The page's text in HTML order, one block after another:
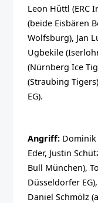
Leon Hüttl (ERC
(beide Eisbären
Wolfsburg), Jan
Ugbekile
(Nürnberg Ice
(Straubing
EG).
Angriff: Dominik
Eder, Justin
Bull München),
Düsseldorfer
Daniel Schmölz